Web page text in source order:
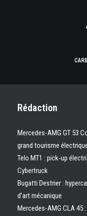
Rédaction
Mercedes-AMG GT 53
grand tourisme
Telo MT1 : pick‑up
Cybertruck
Bugatti Destrier :
d’art mécanique
Mercedes-AMG CLA 45